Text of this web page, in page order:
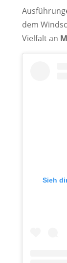
dem
Vielfalt an
Sieh